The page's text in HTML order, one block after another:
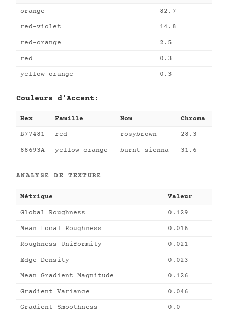
orange 82.7
red-violet 14.8
red-orange 2.5
red 0.3
yellow-orange 0.3
Couleurs d'Accent:
Hex Famille Nom Chroma
B77481 red rosybrown 28.3
88693A yellow-orange burnt sienna 31.6
ANALYSE DE TEXTURE
Métrique Valeur
Global Roughness 0.129
Mean Local Roughness 0.016
Roughness Uniformity 0.021
Edge Density 0.023
Mean Gradient Magnitude 0.126
Gradient Variance 0.046
Gradient Smoothness 0.0